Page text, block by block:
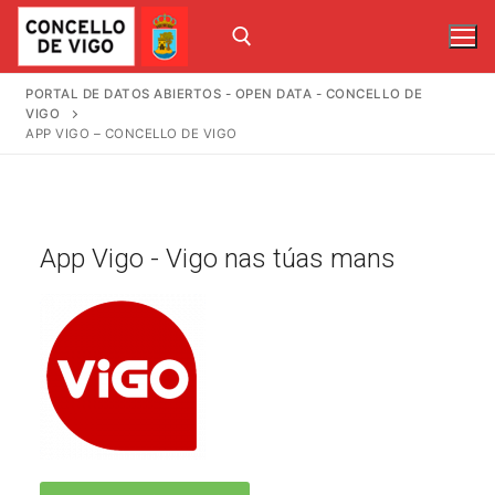
Catálogo
Mapas
PORTAL DE DATOS ABIERTOS - OPEN DATA - CONCELLO DE
VIGO
APP VIGO – CONCELLO DE VIGO
App Vigo - Vigo nas túas mans